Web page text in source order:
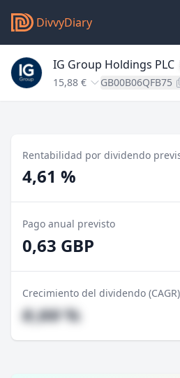
DivvyDiary
IG Group Holdings PLC
15,88 € GB00B06QFB75
Rentabilidad por dividendo
4,61 %
Pago anual previsto
0,63 GBP
Crecimiento del dividendo (CAGR)
#,## %